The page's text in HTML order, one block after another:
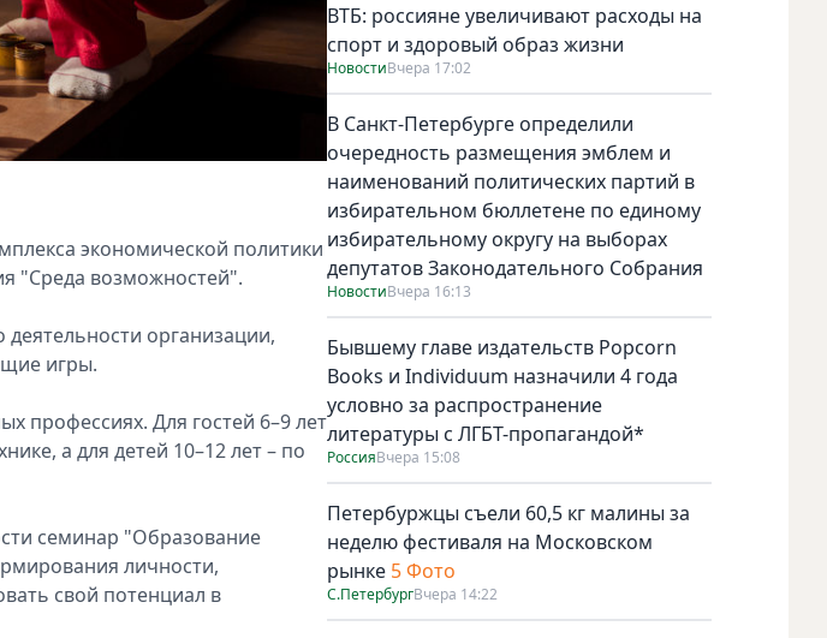
экономической политики
"Среда возможностей".
организации,
игры.
профессиях. Для гостей 6–9 лет
а для детей 10–12 лет – по
семинар "Образование
личности,
свой потенциал в
ВТБ: россияне увеличивают расходы на
спорт и здоровый образ жизни
НовостиВчера 17:02
В Санкт-Петербурге определили
очередность размещения эмблем и
наименований политических партий в
избирательном бюллетене по единому
избирательному округу на выборах
депутатов Законодательного Собрания
НовостиВчера 16:13
Бывшему главе издательств Popcorn
Books и Individuum назначили 4 года
условно за распространение
литературы с ЛГБТ-пропагандой*
РоссияВчера 15:08
Петербуржцы съели 60,5 кг малины за
неделю фестиваля на Московском
рынке 5 Фото
С.ПетербургВчера 14:22